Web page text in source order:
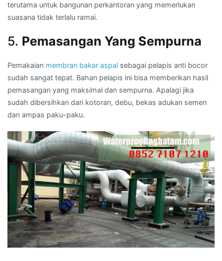
terutama untuk bangunan perkantoran yang memerlukan
suasana tidak terlalu ramai.
5. Pemasangan Yang Sempurna
Pemakaian membran bakar aspal sebagai pelapis anti bocor
sudah sangat tepat. Bahan pelapis ini bisa memberikan hasil
pemasangan yang maksimal dan sempurna. Apalagi jika
sudah dibersihkan dari kotoran, debu, bekas adukan semen
dan ampas paku-paku.